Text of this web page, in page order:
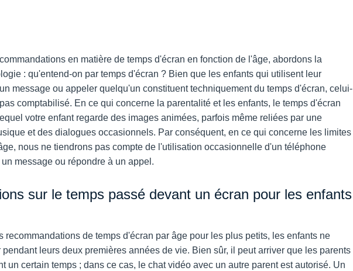
en matière de temps d'écran en fonction de l'âge, abordons la
: qu'entend-on par temps d'écran ? Bien que les enfants qui utilisent leur
message ou appeler quelqu'un constituent techniquement du temps d'écran, celui-
comptabilisé. En ce qui concerne la parentalité et les enfants, le temps d'écran
votre enfant regarde des images animées, parfois même reliées par une
et des dialogues occasionnels. Par conséquent, en ce qui concerne les limites
nous ne tiendrons pas compte de l'utilisation occasionnelle d'un téléphone
message ou répondre à un appel.
sur le temps passé devant un écran pour les enfants
recommandations de temps d'écran par âge pour les plus petits, les enfants ne
leurs deux premières années de vie. Bien sûr, il peut arriver que les parents
un certain temps ; dans ce cas, le chat vidéo avec un autre parent est autorisé. Un